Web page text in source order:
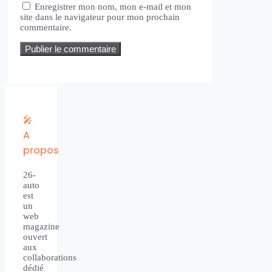
Enregistrer mon nom, mon e-mail et mon
site dans le navigateur pour mon prochain
commentaire.
🎤
A
propos
26-
auto
est
un
web
magazine
ouvert
aux
collaborations
dédié